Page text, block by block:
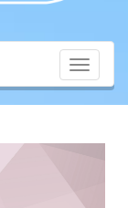
Toggle